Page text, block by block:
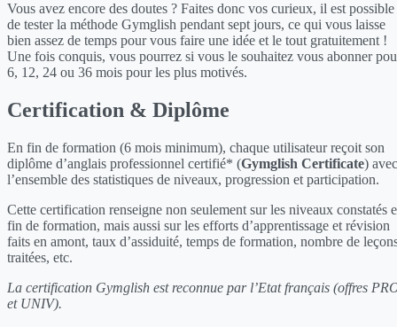
Vous avez encore des doutes ? Faites donc vos curieux, il est possible
de tester la méthode Gymglish pendant sept jours, ce qui vous laisse
bien assez de temps pour vous faire une idée et le tout gratuitement !
Une fois conquis, vous pourrez si vous le souhaitez vous abonner
6, 12, 24 ou 36 mois pour les plus motivés.
Certification & Diplôme
En fin de formation (6 mois minimum), chaque utilisateur reçoit son
diplôme d’anglais professionnel certifié* (Gymglish Certificate) avec
l’ensemble des statistiques de niveaux, progression et participation.
Cette certification renseigne non seulement sur les niveaux constatés
fin de formation, mais aussi sur les efforts d’apprentissage et révision
faits en amont, taux d’assiduité, temps de formation, nombre de
traitées, etc.
La certification Gymglish est reconnue par l’Etat français (offres
et UNIV).